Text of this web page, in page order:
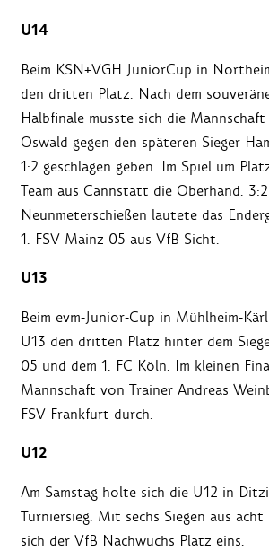
U14
Beim KSN+VGH JuniorCup in
den dritten Platz. Nach dem
Halbfinale musste sich die
Oswald gegen den späteren Sieger
1:2 geschlagen geben. Im Spiel um
Team aus Cannstatt die Oberhand.
Neunmeterschießen lautete das
1. FSV Mainz 05 aus VfB Sicht.
U13
Beim evm-Junior-Cup in Mühlheim-
U13 den dritten Platz hinter dem
05 und dem 1. FC Köln. Im kleinen
Mannschaft von Trainer Andreas
FSV Frankfurt durch.
U12
Am Samstag holte sich die U12 in
Turniersieg. Mit sechs Siegen aus
sich der VfB Nachwuchs Platz eins.